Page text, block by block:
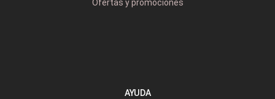
Ofertas y promociones
AYUDA